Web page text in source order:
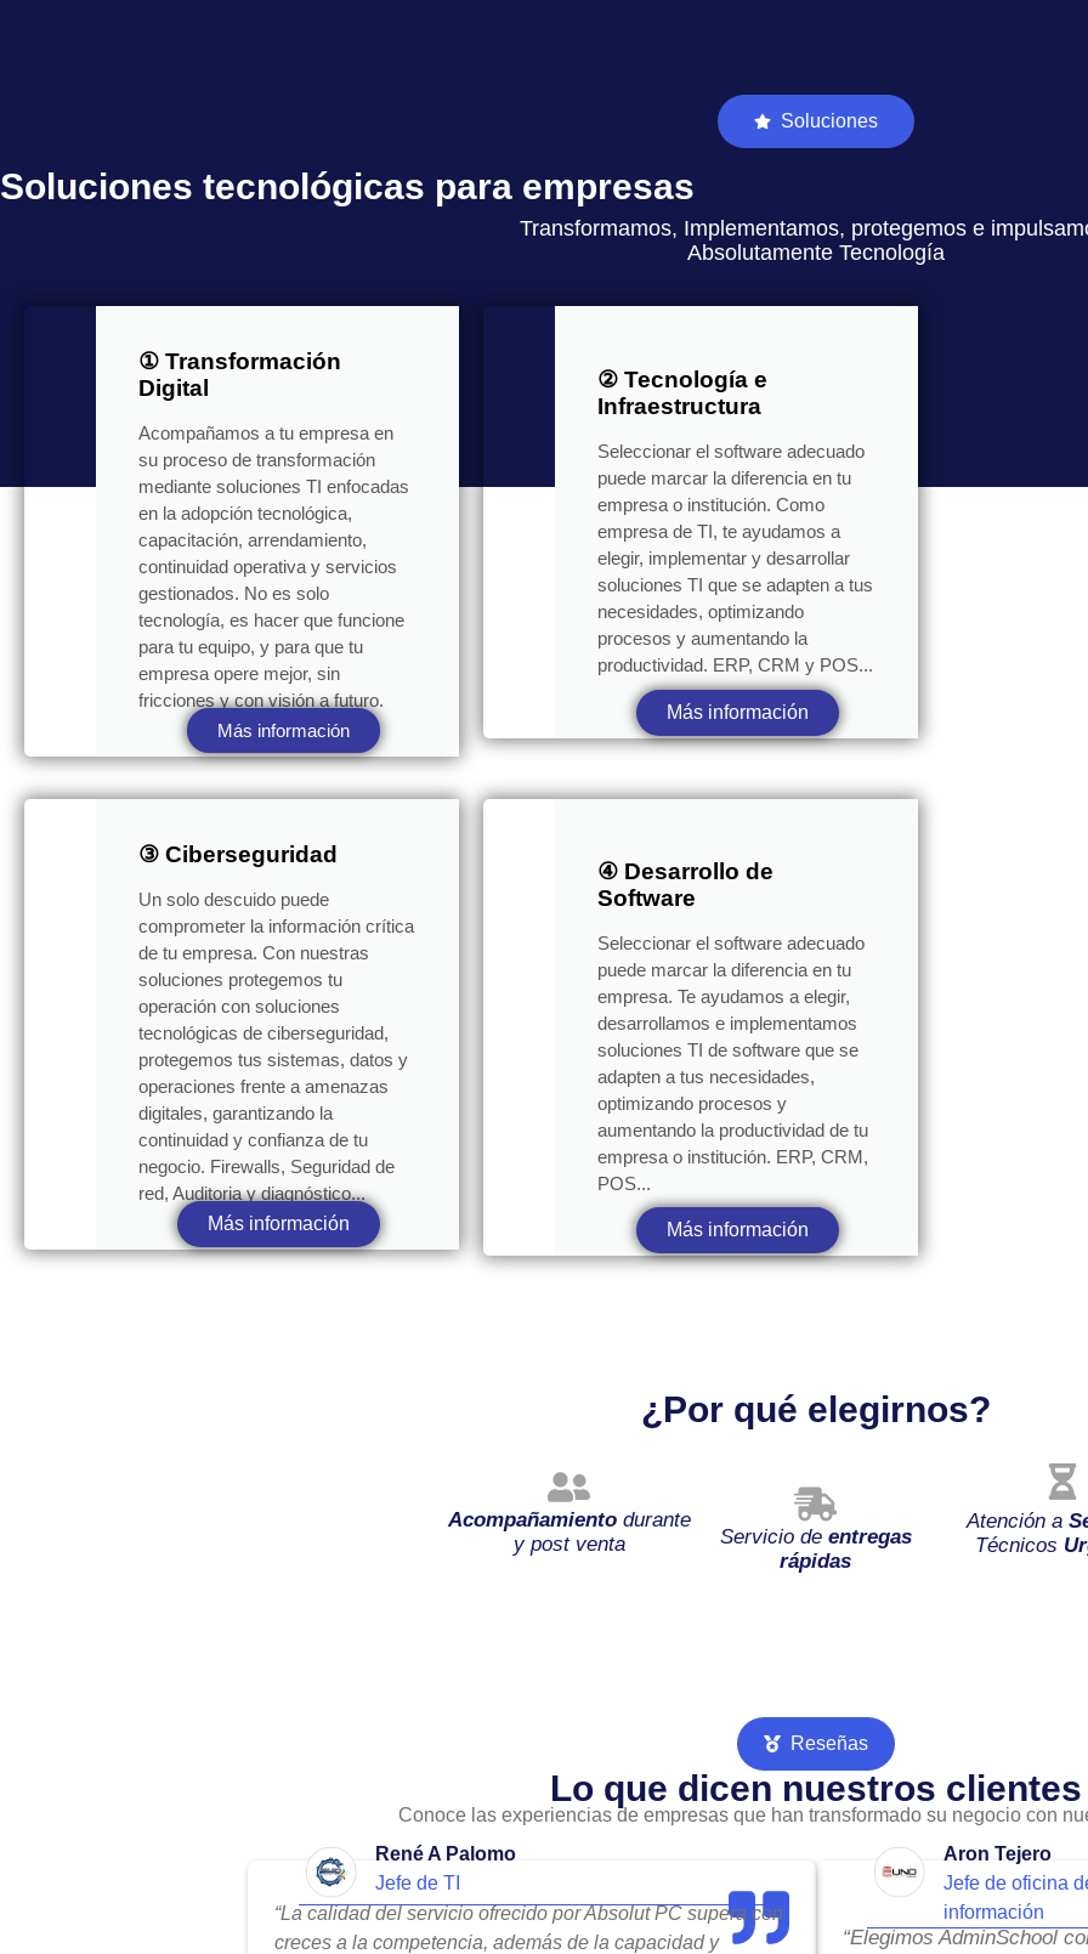
Soluciones
Soluciones tecnológicas para empresas
Transformamos, Implementamos, protegemos e
Absolutamente Tecnología
① Transformación
Digital
Acompañamos a tu empresa en
su proceso de transformación
mediante soluciones TI enfocadas
en la adopción tecnológica,
capacitación, arrendamiento,
continuidad operativa y servicios
gestionados. No es solo
tecnología, es hacer que funcione
para tu equipo, y para que tu
empresa opere mejor, sin
fricciones y con visión a futuro.
Más información
② Tecnología e
Infraestructura
Seleccionar el software adecuado
puede marcar la diferencia en tu
empresa o institución. Como
empresa de TI, te ayudamos a
elegir, implementar y desarrollar
soluciones TI que se adapten a tus
necesidades, optimizando
procesos y aumentando la
productividad. ERP, CRM y POS...
Más información
③ Ciberseguridad
Un solo descuido puede
comprometer la información crítica
de tu empresa. Con nuestras
soluciones protegemos tu
operación con soluciones
tecnológicas de ciberseguridad,
protegemos tus sistemas, datos y
operaciones frente a amenazas
digitales, garantizando la
continuidad y confianza de tu
negocio. Firewalls, Seguridad de
red, Auditoria y diagnóstico...
Más información
④ Desarrollo de
Software
Seleccionar el software adecuado
puede marcar la diferencia en tu
empresa. Te ayudamos a elegir,
desarrollamos e implementamos
soluciones TI de software que se
adapten a tus necesidades,
optimizando procesos y
aumentando la productividad de tu
empresa o institución. ERP, CRM,
POS...
Más información
¿Por qué elegirnos?
Acompañamientodurante
y post venta
Servicio de entregas
rápidas
Atención a
Técnicos
Reseñas
Lo que dicen nuestros clientes
Conoce las experiencias de empresas que han transformado su negocio con
René A Palomo
Jefe de TI
“La calidad del servicio ofrecido por Absolut PC supera con
creces a la competencia, además de la capacidad y
Aron Tejero
Jefe de oficina
información
“Elegimos AdminSchool